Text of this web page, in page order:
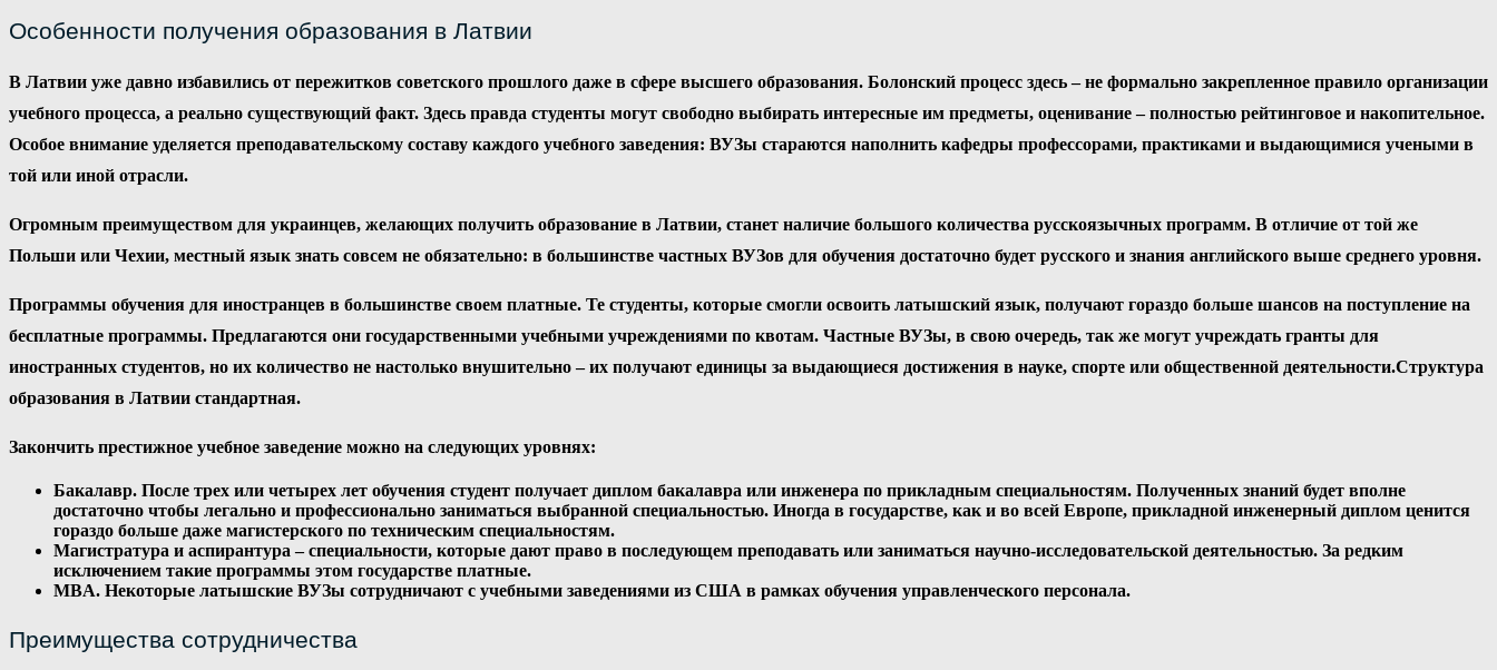
Особенности получения образования в Латвии
В Латвии уже давно избавились от пережитков советского прошлого даже в сфере высшего образования. Болонский процесс здесь – не формально закрепленное правило организации
учебного процесса, а реально существующий факт. Здесь правда студенты могут свободно выбирать интересные им предметы, оценивание – полностью рейтинговое и накопительное.
Особое внимание уделяется преподавательскому составу каждого учебного заведения: ВУЗы стараются наполнить кафедры профессорами, практиками и выдающимися учеными в
той или иной отрасли.
Огромным преимуществом для украинцев, желающих получить образование в Латвии, станет наличие большого количества русскоязычных программ. В отличие от той же
Польши или Чехии, местный язык знать совсем не обязательно: в большинстве частных ВУЗов для обучения достаточно будет русского и знания английского выше среднего уровня.
Программы обучения для иностранцев в большинстве своем платные. Те студенты, которые смогли освоить латышский язык, получают гораздо больше шансов на поступление на
бесплатные программы. Предлагаются они государственными учебными учреждениями по квотам. Частные ВУЗы, в свою очередь, так же могут учреждать гранты для
иностранных студентов, но их количество не настолько внушительно – их получают единицы за выдающиеся достижения в науке, спорте или общественной деятельности.Структура
образования в Латвии стандартная.
Закончить престижное учебное заведение можно на следующих уровнях:
Бакалавр. После трех или четырех лет обучения студент получает диплом бакалавра или инженера по прикладным специальностям. Полученных знаний будет вполне
достаточно чтобы легально и профессионально заниматься выбранной специальностью. Иногда в государстве, как и во всей Европе, прикладной инженерный диплом ценится
гораздо больше даже магистерского по техническим специальностям.
Магистратура и аспирантура – специальности, которые дают право в последующем преподавать или заниматься научно-исследовательской деятельностью. За редким
исключением такие программы этом государстве платные.
MBA. Некоторые латышские ВУЗы сотрудничают с учебными заведениями из США в рамках обучения управленческого персонала.
Преимущества сотрудничества